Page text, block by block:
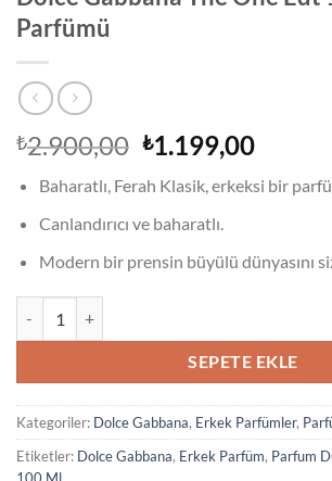
Parfümü
₺2.900,00 Orijinal
₺2.900,00.
₺1.199,00Şu
fiyat:
Baharatlı, Ferah Klasik, erkeksi bir
Canlandırıcı ve baharatlı.
Modern bir prensin büyülü dünyasını
SEPETE EKLE
Kategoriler: Dolce Gabbana, Erkek Parfümler,
Etiketler: Dolce Gabbana, Erkek Parfüm, Parfum